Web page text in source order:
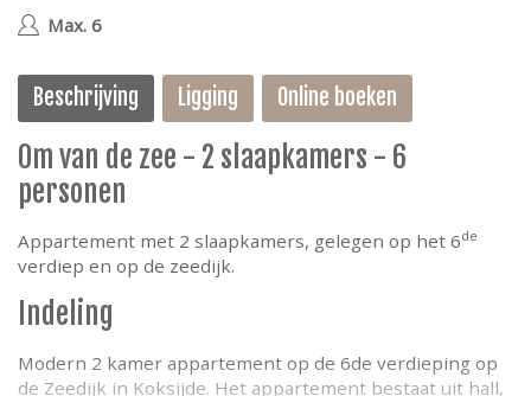
5 Max. 6
Beschrijving Ligging Online boeken
0m van de zee - 2 slaapkamers - 6
personen
Appartement met 2 slaapkamers, gelegen op het 6de
verdiep en op de zeedijk.
Indeling
Modern 2 kamer appartement op de 6de verdieping op
de Zeedijk in Koksijde. Het appartement bestaat uit hall,